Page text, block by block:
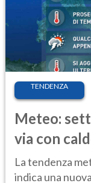
TENDENZA
Meteo:
via con
temporale
La tendenza
indica una